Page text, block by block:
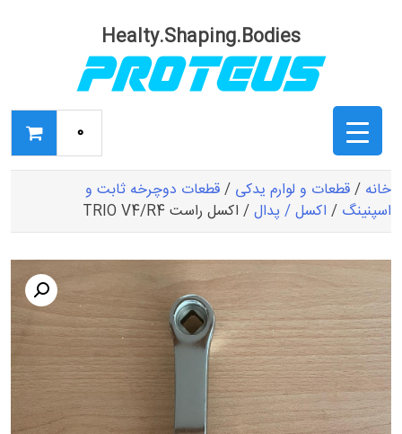
Healty.Shaping.Bodies
0
خانه /قطعات و لوارم یدکی /قطعات دوچرخه ثابت و
اسپنینگ / اکسل / پدال/ اکسل راست TRIO V4/R4